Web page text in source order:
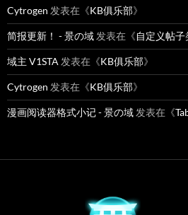
Cytrogen 发表在《KB俱乐部》
简报更新！ - 景の域发表在《自定义帖
域主 V1STA发表在《KB俱乐部》
Cytrogen 发表在《KB俱乐部》
漫画阅读器格式小记 - 景の域发表在《